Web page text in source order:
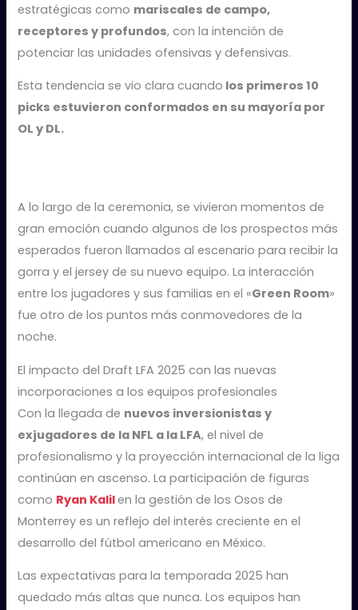
estratégicas como mariscales de campo,
receptores y profundos, con la intención de
potenciar las unidades ofensivas y defensivas.
Esta tendencia se vio clara cuando los primeros 10
picks estuvieron conformados en su mayoría por
OL y DL.
A lo largo de la ceremonia, se vivieron momentos de
gran emoción cuando algunos de los prospectos más
esperados fueron llamados al escenario para recibir la
gorra y el jersey de su nuevo equipo. La interacción
entre los jugadores y sus familias en el «Green Room»
fue otro de los puntos más conmovedores de la
noche.
El impacto del Draft LFA 2025 con las nuevas
incorporaciones a los equipos profesionales
Con la llegada de nuevos inversionistas y
exjugadores de la NFL a la LFA, el nivel de
profesionalismo y la proyección internacional de la liga
continúan en ascenso. La participación de figuras
como Ryan Kalilen la gestión de los Osos de
Monterrey es un reflejo del interés creciente en el
desarrollo del fútbol americano en México.
Las expectativas para la temporada 2025 han
quedado más altas que nunca. Los equipos han